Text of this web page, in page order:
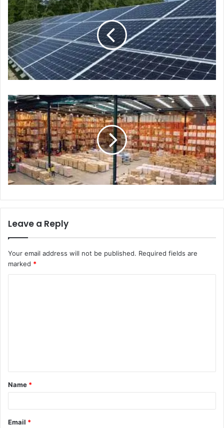
Leave a Reply
Your email address will not be published. Required fields are
marked *
t
*
Name *
Email *